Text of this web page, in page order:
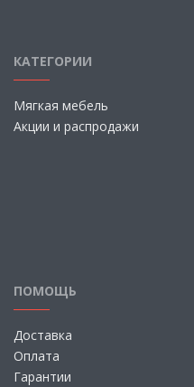
КАТЕГОРИИ
Мягкая мебель
Акции и распродажи
ПОМОЩЬ
Доставка
Оплата
Гарантии